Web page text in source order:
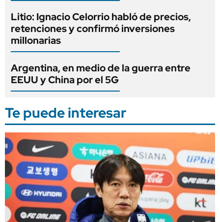
Litio: Ignacio Celorrio habló de precios,
retenciones y confirmó inversiones
millonarias
Argentina, en medio de la guerra entre
EEUU y China por el 5G
Te puede interesar